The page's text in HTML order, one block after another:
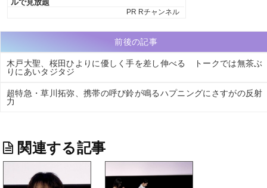
前後の記事
木戸大聖、桜田ひよりに優しく手を差し伸べる トークでは無茶ぶ
りにあいタジタジ
超特急・草川拓弥、携帯の呼び鈴が鳴るハプニングにさすがの反射
力
関連する記事